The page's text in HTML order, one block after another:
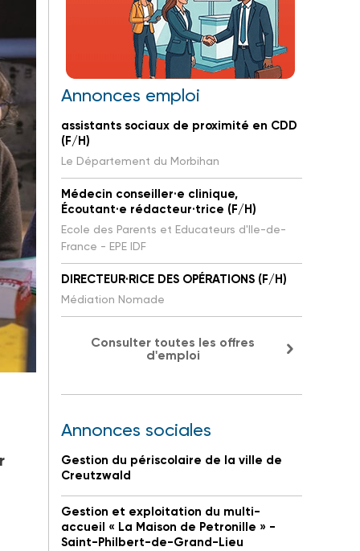
et
Annonces emploi
assistants sociaux de proximité en CDD
(F/H)
Le Département du Morbihan
Médecin conseiller·e clinique,
Écoutant·e rédacteur·trice (F/H)
Ecole des Parents et Educateurs d'Ile-de-
France - EPE IDF
DIRECTEUR·RICE DES OPÉRATIONS (F/H)
Médiation Nomade
Consulter toutes les offres
d'emploi
Annonces sociales
Gestion du périscolaire de la ville de
Creutzwald
Gestion et exploitation du multi-
accueil « La Maison de Petronille » -
Saint-Philbert-de-Grand-Lieu